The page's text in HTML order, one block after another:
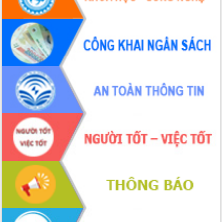
Tháo gỡ những vướng mắc, đẩy mạnh
công tác cải cách thủ tục hành chính
tại Trung tâm Phục vụ hành chính
công tỉnh
Đắk Lắk: Tôn vinh 46 giải pháp tại Hội
thi Sáng tạo Kỹ thuật 2024 - 2025
Đắk Lắk rà soát, điều chỉnh Đề án 190
về phát triển nuôi trồng thủy sản
Phó Chủ tịch UBND tỉnh Đắk Lắk
Trương Công Thái kiểm tra thực địa
Dự án cao tốc Khánh Hòa - Buôn Ma
Thuột
Định vị cà phê Việt Nam như một “di
sản sống” trong dòng chảy toàn cầu
Xây dựng nông thôn mới: Nâng cao đời
sống người dân từ những mô hình thiết
thực
Quyết liệt tháo gỡ vướng mắc, đẩy
nhanh tiến độ các dự án trọng điểm
trong Khu kinh tế Nam Phú Yên